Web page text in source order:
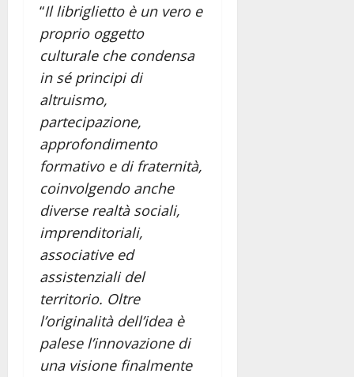
“Il libriglietto è un vero e
proprio oggetto
culturale che condensa
in sé principi di
altruismo,
partecipazione,
approfondimento
formativo e di fraternità,
coinvolgendo anche
diverse realtà sociali,
imprenditoriali,
associative ed
assistenziali del
territorio. Oltre
l’originalità dell’idea è
palese l’innovazione di
una visione finalmente